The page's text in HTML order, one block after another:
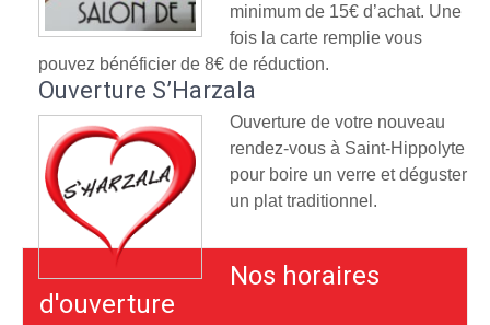
minimum de 15€ d’achat. Une
fois la carte remplie vous
pouvez bénéficier de 8€ de réduction.
Ouverture S’Harzala
Ouverture de votre nouveau
rendez-vous à Saint-Hippolyte
pour boire un verre et déguster
un plat traditionnel.
Nos horaires
d'ouverture